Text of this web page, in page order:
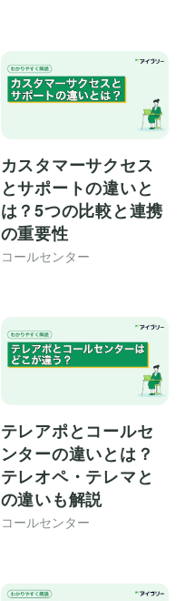
カスタマーサクセス
とサポートの違いと
は？5つの比較と連携
の重要性
コールセンター
テレアポとコールセ
ンターの違いとは？
テレオペ・テレマと
の違いも解説
コールセンター